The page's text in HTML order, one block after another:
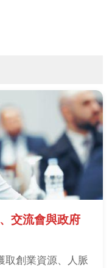
交流會與政府
取創業資源、人脈